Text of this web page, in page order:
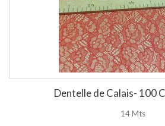
Dentelle de Calais- 100
14 Mts